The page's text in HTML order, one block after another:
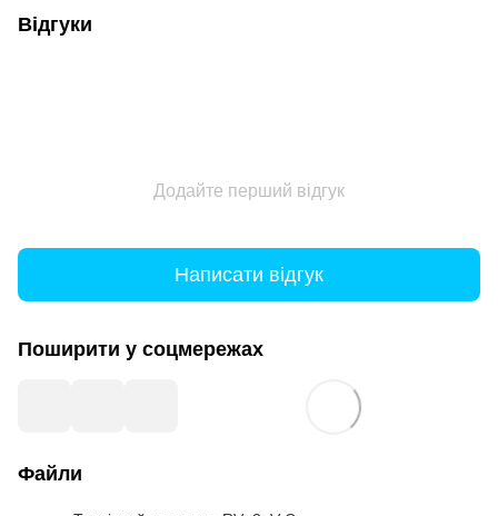
Відгуки
Додайте перший відгук
Написати відгук
Поширити у соцмережах
Файли